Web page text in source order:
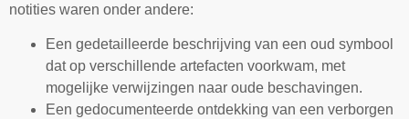
notities waren onder andere:
Een gedetailleerde beschrijving van een oud symbool
dat op verschillende artefacten voorkwam, met
mogelijke verwijzingen naar oude beschavingen.
Een gedocumenteerde ontdekking van een verborgen